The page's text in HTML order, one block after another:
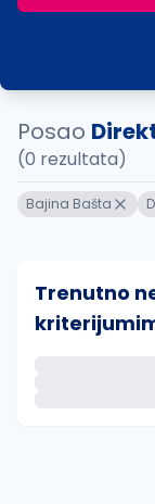
Posao
(0 rezultata)
Bajina Bašta
Trenutno